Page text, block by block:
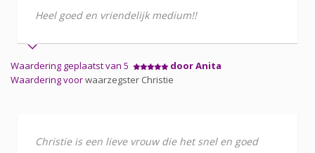
Heel goed en vriendelijk medium!!
Waardering geplaatst van 5
door Anita
Waardering voorwaarzegster Christie
Christie is een lieve vrouw die het snel en goed